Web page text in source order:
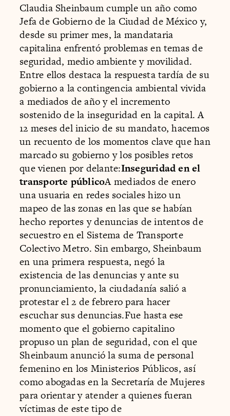
Claudia Sheinbaum cumple un año como
Jefa de Gobierno de la Ciudad de México y,
desde su primer mes, la mandataria
capitalina enfrentó problemas en temas de
seguridad, medio ambiente y movilidad.
Entre ellos destaca la respuesta tardía de su
gobierno a la contingencia ambiental vivida
a mediados de año y el incremento
sostenido de la inseguridad en la capital. A
12 meses del inicio de su mandato, hacemos
un recuento de los momentos clave que han
marcado su gobierno y los posibles retos
que vienen por delante:Inseguridad en el
transporte públicoA mediados de enero
una usuaria en redes sociales hizo un
mapeo de las zonas en las que se habían
hecho reportes y denuncias de intentos de
secuestro en el Sistema de Transporte
Colectivo Metro. Sin embargo, Sheinbaum
en una primera respuesta, negó la
existencia de las denuncias y ante su
pronunciamiento, la ciudadanía salió a
protestar el 2 de febrero para hacer
escuchar sus denuncias.Fue hasta ese
momento que el gobierno capitalino
propuso un plan de seguridad, con el que
Sheinbaum anunció la suma de personal
femenino en los Ministerios Públicos, así
como abogadas en la Secretaría de Mujeres
para orientar y atender a quienes fueran
víctimas de este tipo de